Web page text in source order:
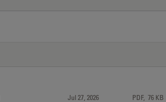
Jul 27, 2026 PDF, 76 KB